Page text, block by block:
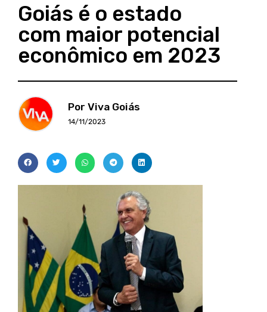
Goiás é o estado
com maior potencial
econômico em 2023
Por Viva Goiás
14/11/2023